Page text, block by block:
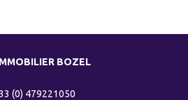
BOZEL
(0) 479221050